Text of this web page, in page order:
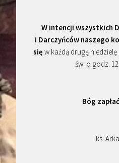
W intencji wszystkich
i Darczyńców naszego
się w każdą drugą niedzielę
św. o godz.
Bóg
ks.